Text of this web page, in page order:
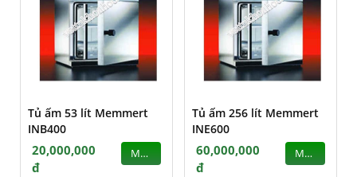
Tủ ấm 53 lít Memmert
INB400
20,000,000
đ
MUA
Tủ ấm 256 lít Memmert
INE600
60,000,000
đ
MUA